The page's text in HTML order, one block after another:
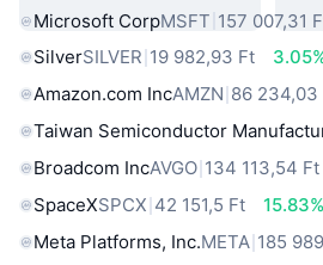
Microsoft CorpMSFT 157 007,31
SilverSILVER 19 982,93 Ft
Amazon.com IncAMZN 86 234,03
Taiwan Semiconductor
Broadcom IncAVGO 134 113,54 Ft
SpaceXSPCX 42 151,5 Ft
15.83%
Meta Platforms, Inc.META 185